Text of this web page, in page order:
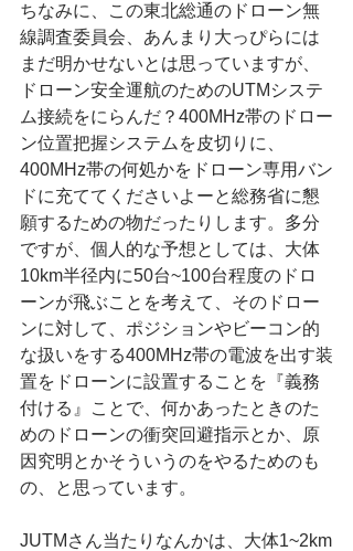
ちなみに、この東北総通のドローン無
線調査委員会、あんまり大っぴらには
まだ明かせないとは思っていますが、
ドローン安全運航のためのUTMシステ
ム接続をにらんだ？400MHz帯のドロー
ン位置把握システムを皮切りに、
400MHz帯の何処かをドローン専用バン
ドに充ててくださいよーと総務省に懇
願するための物だったりします。多分
ですが、個人的な予想としては、大体
10km半径内に50台~100台程度のドロ
ーンが飛ぶことを考えて、そのドロー
ンに対して、ポジションやビーコン的
な扱いをする400MHz帯の電波を出す装
置をドローンに設置することを『義務
付ける』ことで、何かあったときのた
めのドローンの衝突回避指示とか、原
因究明とかそういうのをやるためのも
の、と思っています。
JUTMさん当たりなんかは、大体1~2km